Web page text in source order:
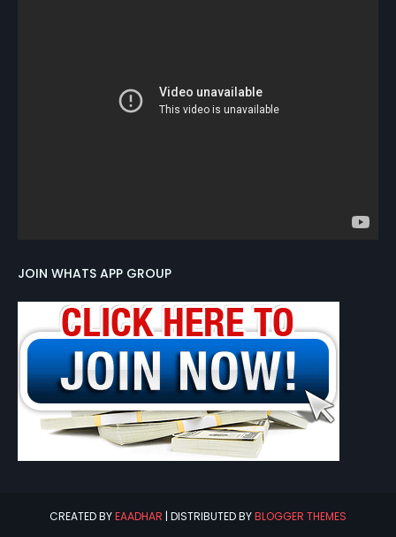
JOIN WHATS APP GROUP
CREATED BYEAADHAR | DISTRIBUTED BYBLOGGER THEMES